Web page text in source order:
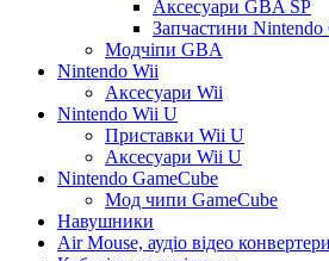
Аксесуари GBA SP
Запчастини
Модчіпи GBA
Nintendo Wii
Аксесуари Wii
Nintendo Wii U
Приставки Wii U
Аксесуари Wii U
Nintendo GameCube
Мод чипи GameCube
Навушники
Air Mouse, аудіо відео